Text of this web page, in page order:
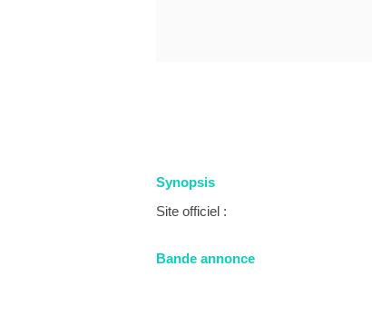
Synopsis
Site officiel :
Bande annonce